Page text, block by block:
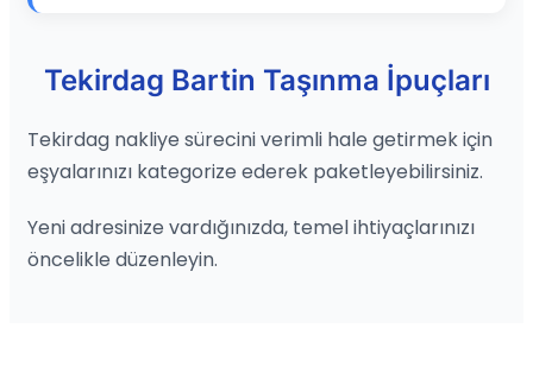
Tekirdag Bartin Taşınma İpuçları
Tekirdag nakliye sürecini verimli hale getirmek için
eşyalarınızı kategorize ederek paketleyebilirsiniz.
Yeni adresinize vardığınızda, temel ihtiyaçlarınızı
öncelikle düzenleyin.